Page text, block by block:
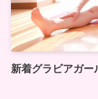
新着グラビアガー